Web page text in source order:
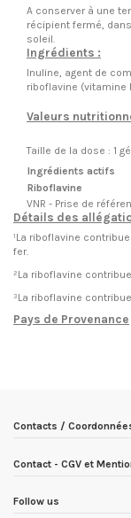
A conserver à une
récipient fermé,
soleil.
Ingrédients :
Inuline, agent de
riboflavine (vitamine
Valeurs
Taille de la dose : 1
Ingrédients actifs
Riboflavine
VNR - Prise de
Détails des
¹La riboflavine
fer.
²La riboflavine
³La riboflavine contribue
Pays de Provenance
Contacts /
Contact - CGV et
Follow us